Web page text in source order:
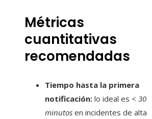
Métricas
cuantitativas
recomendadas
Tiempo hasta la primera
notificación: lo ideal es < 30
minutos en incidentes de alta